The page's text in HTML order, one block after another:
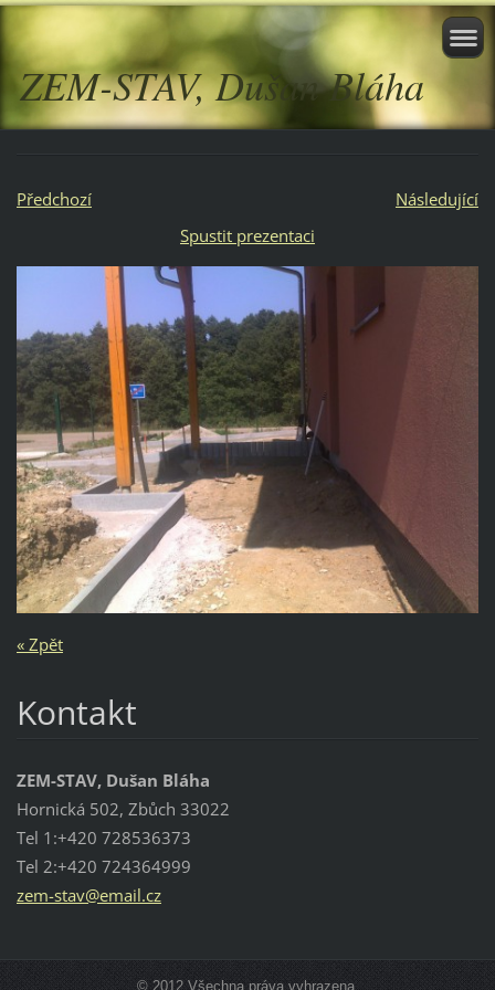
ZEM-STAV, Dušan Bláha
Předchozí
Následující
Spustit prezentaci
« Zpět
Kontakt
ZEM-STAV, Dušan Bláha
Hornická 502, Zbůch 33022
Tel 1:+420 728536373
Tel 2:+420 724364999
zem-stav@email.cz
© 2012 Všechna práva vyhrazena.